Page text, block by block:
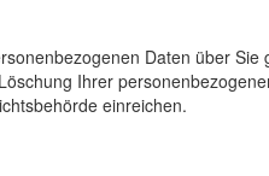
Daten über Sie
Ihrer
einreichen.